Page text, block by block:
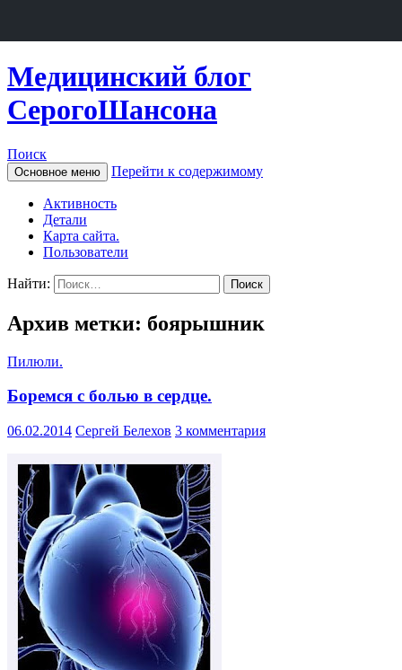
Медицинский блог
СерогоШансона
Поиск
Основное меню Перейти к содержимому
Активность
Детали
Карта сайта.
Пользователи
Найти:
Архив метки: боярышник
Пилюли.
Боремся с болью в сердце.
06.02.2014 Сергей Белехов 3 комментария